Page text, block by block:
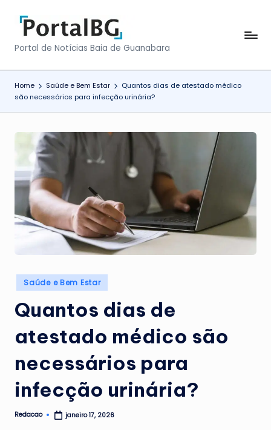
content
P
r
t
B
a
i
a
G
u
n
a
b
Portal de Notícias Baia de Guanabara
Home Saúde e Bem Estar
Quantos dias de atestado médico
são necessários para infecção urinária?
Posted
in
Saúde e Bem Estar
Quantos dias de
atestado médico são
necessários para
infecção urinária?
Posted
Redacao janeiro 17, 2026